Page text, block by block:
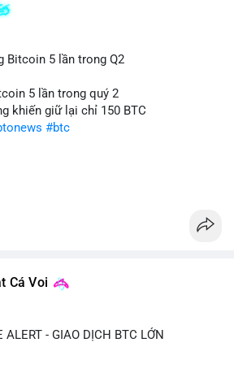
Bitcoin 5 lần trong Q2
5 lần trong quý 2
khiến giữ lại chỉ 150 BTC
#btc
Cá Voi
- GIAO DỊCH BTC LỚN